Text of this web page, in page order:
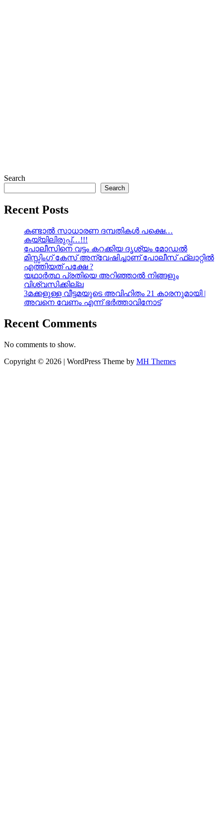
Search
Search
Recent Posts
കണ്ടാൽ സാധാരണ ദമ്പതികൾ പക്ഷെ…
കയ്യിലിരുപ്പ്…!!!
പോലീസിനെ വട്ടം കറക്കിയ ദൃശ്യം മോഡല്‍
മിസ്സിംഗ് കേസ് അന്വേഷിച്ചാണ് പോലീസ് ഫ്ലാറ്റിൽ
എത്തിയത് പക്ഷേ ?
യഥാർത്ഥ പ്രതിയെ അറിഞ്ഞാൽ നിങ്ങളും
വിശ്വസിക്കില്ല
3മക്കളുള്ള വീട്ടമയുടെ അവിഹിതം 21 കാരനുമായി |
അവനെ വേണം എന്ന് ഭർത്താവിനോട്
Recent Comments
No comments to show.
Copyright © 2026 | WordPress Theme by MH Themes